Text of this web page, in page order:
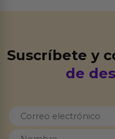
Suscríbete y
de